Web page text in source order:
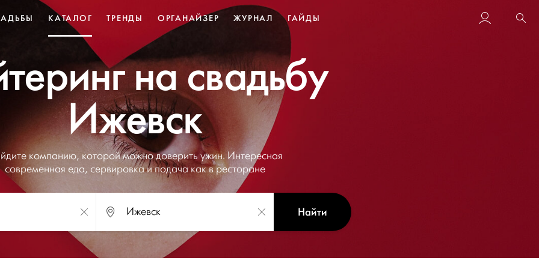
КАТАЛОГ ТРЕНДЫ ОРГАНАЙЗЕР ЖУРНАЛ ГАЙДЫ
на свадьбу
Ижевск
компанию, которой можно доверить ужин. Интересная
современная еда, сервировка и подача как в ресторане